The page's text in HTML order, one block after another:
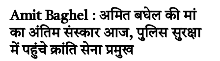
Amit Baghel : अमित बघेल की मां
का अंतिम संस्कार आज, पुलिस सुरक्षा
में पहुंचे क्रांति सेना प्रमुख